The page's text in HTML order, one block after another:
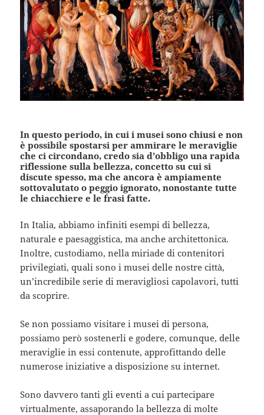
In questo periodo, in cui i musei sono chiusi e non
è possibile spostarsi per ammirare le meraviglie
che ci circondano, credo sia d’obbligo una rapida
riflessione sulla bellezza, concetto su cui si
discute spesso, ma che ancora è ampiamente
sottovalutato o peggio ignorato, nonostante tutte
le chiacchiere e le frasi fatte.
In Italia, abbiamo infiniti esempi di bellezza,
naturale e paesaggistica, ma anche architettonica.
Inoltre, custodiamo, nella miriade di contenitori
privilegiati, quali sono i musei delle nostre città,
un’incredibile serie di meravigliosi capolavori, tutti
da scoprire.
Se non possiamo visitare i musei di persona,
possiamo però sostenerli e godere, comunque, delle
meraviglie in essi contenute, approfittando delle
numerose iniziative a disposizione su internet.
Sono davvero tanti gli eventi a cui partecipare
virtualmente, assaporando la bellezza di molte